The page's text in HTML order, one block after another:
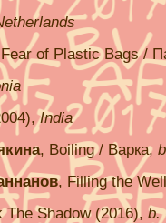
of Plastic Bags /
India
, Boiling / Варка,
, Filling the
The Shadow (2016), b.